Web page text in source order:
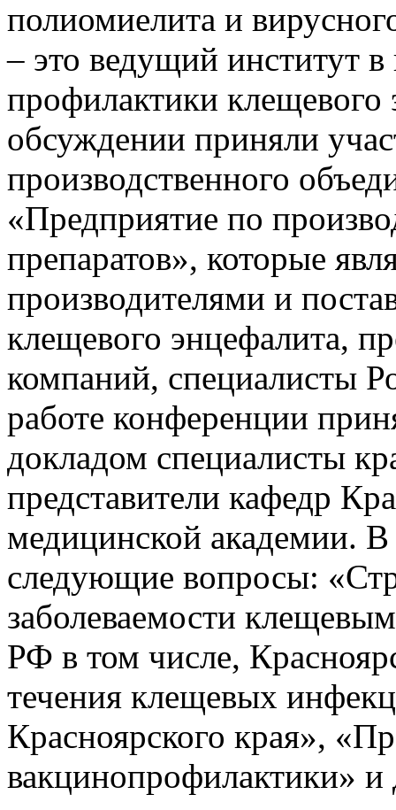
полиомиелита и
– это ведущий институт
профилактики клещевого
обсуждении приняли
производственного
«Предприятие по
препаратов», которые
производителями и
клещевого энцефалита,
компаний, специалисты
работе конференции
докладом специалисты
представители кафедр
медицинской академии.
следующие вопросы:
заболеваемости
РФ в том числе,
течения клещевых
Красноярского края»,
вакцинопрофилактики» и